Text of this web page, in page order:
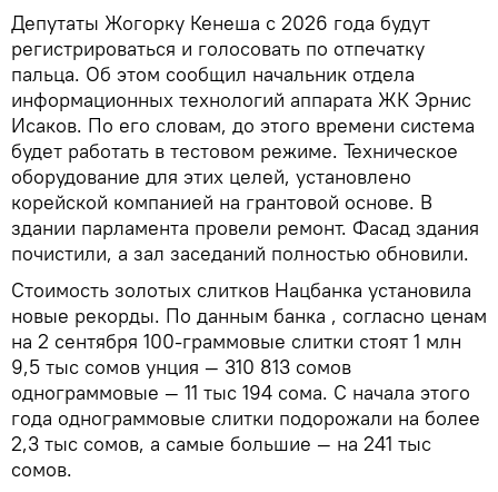
Депутаты Жогорку Кенеша с 2026 года будут
регистрироваться и голосовать по отпечатку
пальца. Об этом сообщил начальник отдела
информационных технологий аппарата ЖК Эрнис
Исаков. По его словам, до этого времени система
будет работать в тестовом режиме. Техническое
оборудование для этих целей, установлено
корейской компанией на грантовой основе. В
здании парламента провели ремонт. Фасад здания
почистили, а зал заседаний полностью обновили.
Стоимость золотых слитков Нацбанка установила
новые рекорды. По данным банка , согласно ценам
на 2 сентября 100-граммовые слитки стоят 1 млн
9,5 тыс сомов унция — 310 813 сомов
однограммовые — 11 тыс 194 сома. С начала этого
года однограммовые слитки подорожали на более
2,3 тыс сомов, а самые большие — на 241 тыс
сомов.